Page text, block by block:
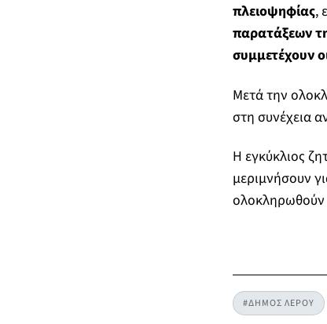
πλειοψηφίας,
παρατάξεων
συμμετέχουν
Μετά την
στη συνέχεια
Η εγκύκλιος
μεριμνήσουν
ολοκληρωθούν
#ΔΗΜΟΣ ΛΕΡΟΥ